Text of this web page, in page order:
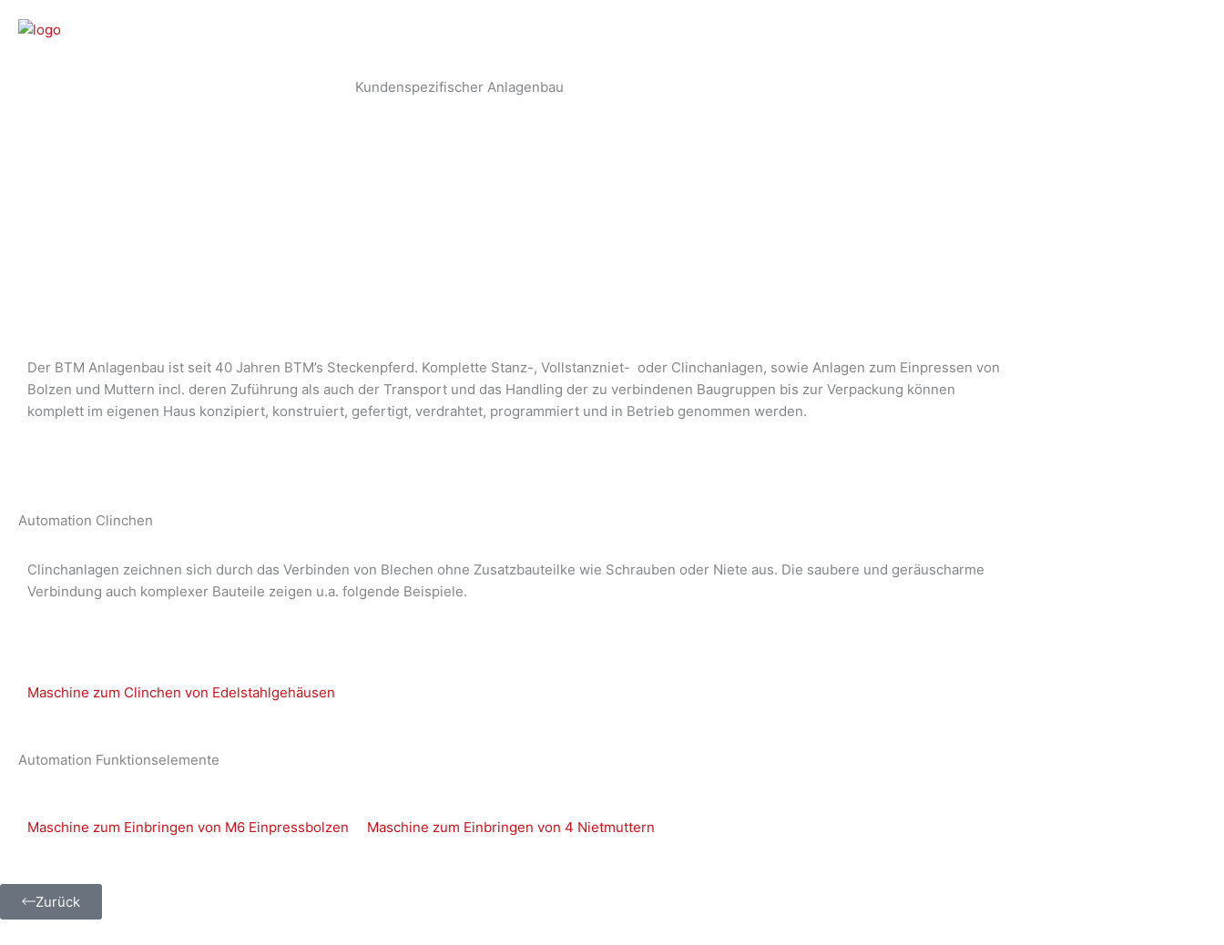
Inhalt
Kundenspezifischer Anlagenbau
Der BTM Anlagenbau ist seit 40 Jahren BTM’s Steckenpferd. Komplette Stanz-, Vollstanzniet- oder Clinchanlagen, sowie Anlagen zum Einpressen von
Bolzen und Muttern incl. deren Zuführung als auch der Transport und das Handling der zu verbindenen Baugruppen bis zur Verpackung können
komplett im eigenen Haus konzipiert, konstruiert, gefertigt, verdrahtet, programmiert und in Betrieb genommen werden.
Automation Clinchen
Clinchanlagen zeichnen sich durch das Verbinden von Blechen ohne Zusatzbauteilke wie Schrauben oder Niete aus. Die saubere und geräuscharme
Verbindung auch komplexer Bauteile zeigen u.a. folgende Beispiele.
Maschine zum Clinchen von Edelstahlgehäusen
Automation Funktionselemente
Maschine zum Einbringen von M6 Einpressbolzen Maschine zum Einbringen von 4 Nietmuttern
Zurück